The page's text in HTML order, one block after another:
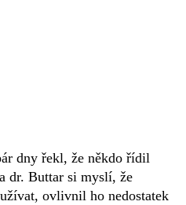
dny řekl, že někdo řídil
dr. Buttar si myslí, že
ovlivnil ho nedostatek